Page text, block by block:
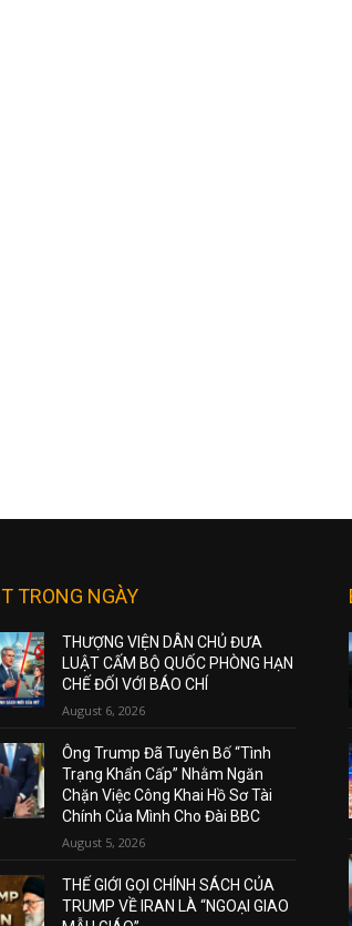
TRONG NGÀY
THƯỢNG VIỆN DÂN CHỦ ĐƯA
LUẬT CẤM BỘ QUỐC PHÒNG HẠN
CHẾ ĐỐI VỚI BÁO CHÍ
August 6, 2026
Ông Trump Đã Tuyên Bố “Tình
Trạng Khẩn Cấp” Nhằm Ngăn
Chặn Việc Công Khai Hồ Sơ Tài
Chính Của Mình Cho Đài BBC
August 5, 2026
THẾ GIỚI GỌI CHÍNH SÁCH CỦA
TRUMP VỀ IRAN LÀ “NGOẠI GIAO